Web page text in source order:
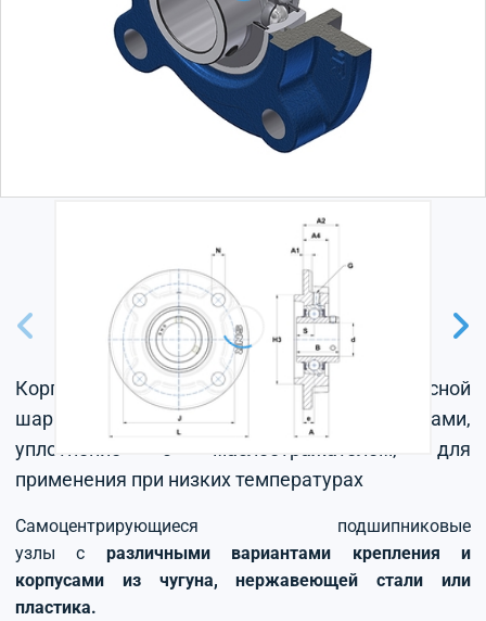
Корпус из серого чугуна, радиальный корпусной
шарикоподшипник с установочными винтами,
уплотнение с маслоотражателем, для
применения при низких температурах
Самоцентрирующиеся подшипниковые
узлы с различными вариантами крепления и
корпусами из чугуна, нержавеющей стали или
пластика.